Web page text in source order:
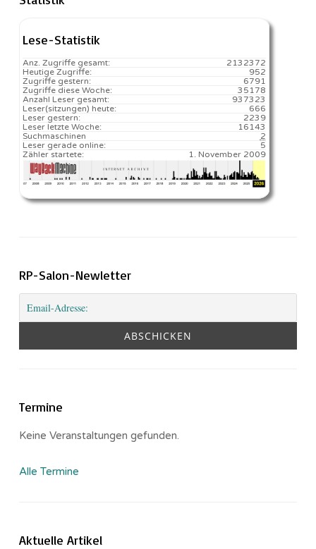
Lese-Statistik
2132372
Anz. Zugriffe gesamt:
952
Heutige Zugriffe:
6791
Zugriffe gestern:
35178
Zugriffe diese Woche:
937323
Anzahl Leser gesamt:
666️
Leser(sitzungen) heute:
2239
Leser gestern:
16143️
Leser letzte Woche:
2
Suchmaschinen
5
Leser gerade online:
1. November 2009
Zähler startete:
RP-Salon-Newletter
Termine
Keine Veranstaltungen gefunden.
Alle Termine
Aktuelle Artikel